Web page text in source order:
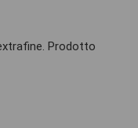
Prodotto